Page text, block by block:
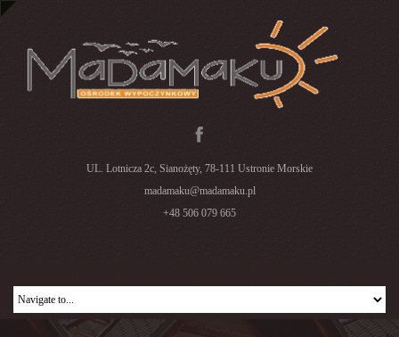
UL. Lotnicza 2c, Sianożęty, 78-111 Ustronie Morskie
madamaku@madamaku.pl
+48 506 079 665